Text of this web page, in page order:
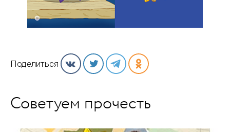
Поделиться
Советуем прочесть